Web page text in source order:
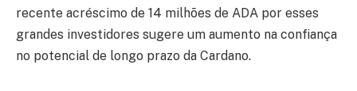
recente acréscimo de 14 milhões de ADA por esses
grandes investidores sugere um aumento na confiança
no potencial de longo prazo da Cardano.